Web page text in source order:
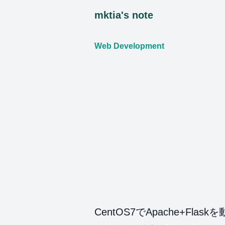
mktia's note
Web Development
CentOS7でApache+Flaskを